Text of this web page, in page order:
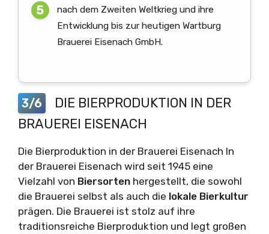
nach dem Zweiten Weltkrieg und ihre
Entwicklung bis zur heutigen Wartburg
Brauerei Eisenach GmbH.
3/6
DIE BIERPRODUKTION IN DER
BRAUEREI EISENACH
Die Bierproduktion in der Brauerei Eisenach In
der Brauerei Eisenach wird seit 1945 eine
Vielzahl von Biersorten hergestellt, die sowohl
die Brauerei selbst als auch die lokale Bierkultur
prägen. Die Brauerei ist stolz auf ihre
traditionsreiche Bierproduktion und legt großen